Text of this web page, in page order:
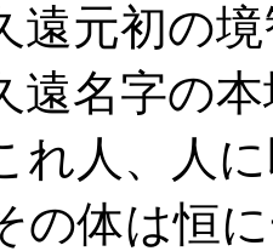
遠元初の
遠名字の
れ人、人
の体は恒